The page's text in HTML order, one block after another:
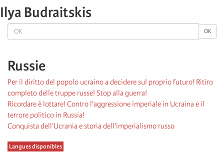
OK OK
Russie
Per il diritto del popolo ucraino a decidere sul proprio futuro! Ritiro
completo delle truppe russe! Stop alla guerra!
Ricordare è lottare! Contro l'aggressione imperiale in Ucraina e il
terrore politico in Russia!
Conquista dell’Ucrania e storia dell’imperialismo russo
Langues disponibles
Ilya Budraitskis